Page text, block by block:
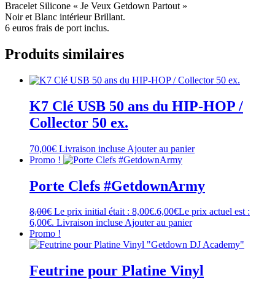
Bracelet Silicone « Je Veux Getdown Partout »
Noir et Blanc intérieur Brillant.
6 euros frais de port inclus.
Produits similaires
K7 Clé USB 50 ans du HIP-HOP /
Collector 50 ex.
70,00€ Livraison incluse Ajouter au panier
Promo !
Porte Clefs #GetdownArmy
8,00€ Le prix initial était : 8,00€.6,00€Le prix actuel est :
6,00€. Livraison incluseAjouter au panier
Promo !
Feutrine pour Platine Vinyl